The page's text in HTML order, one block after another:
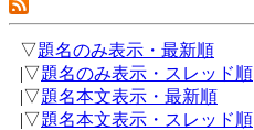
▽題名のみ表示・最新順
|▽題名のみ表示・スレッド順
|▽題名本文表示・最新順
|▽題名本文表示・スレッド順